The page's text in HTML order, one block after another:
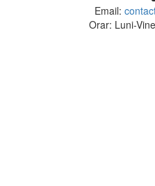
Email:
Orar: Luni-